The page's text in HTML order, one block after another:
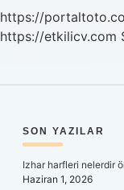
https://
https://etkilicv.com
SON YAZILAR
Izhar harfleri nelerdir
Haziran 1, 2026